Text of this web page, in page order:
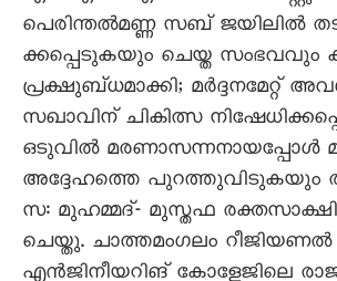
പെരിന്തൽമണ്ണ സബ് ജയിലിൽ
ക്കപ്പെടുകയും ചെയ്ത സംഭവവും
പ്രക്ഷുബ്ധമാക്കി; മർദ്ദനമേറ്റ്
സഖാവിന് ചികിത്സ
ഒടുവിൽ മരണാസന്നനായപ്പോൾ
അദ്ദേഹത്തെ പുറത്തുവിടുകയും
സ: മുഹമ്മദ്- മുസ്തഫ
ചെയ്തു. ചാത്തമംഗലം റീജിയണൽ